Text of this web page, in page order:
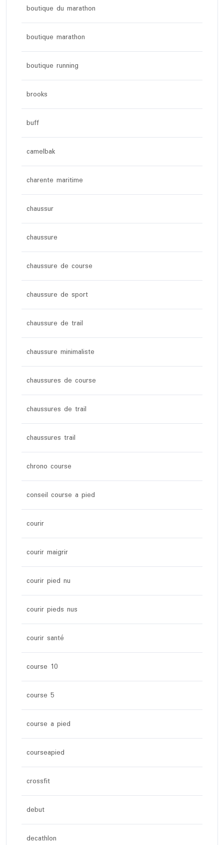
boutique du marathon
boutique marathon
boutique running
brooks
buff
camelbak
charente maritime
chaussur
chaussure
chaussure de course
chaussure de sport
chaussure de trail
chaussure minimaliste
chaussures de course
chaussures de trail
chaussures trail
chrono course
conseil course a pied
courir
courir maigrir
courir pied nu
courir pieds nus
courir santé
course 10
course 5
course a pied
courseapied
crossfit
debut
decathlon